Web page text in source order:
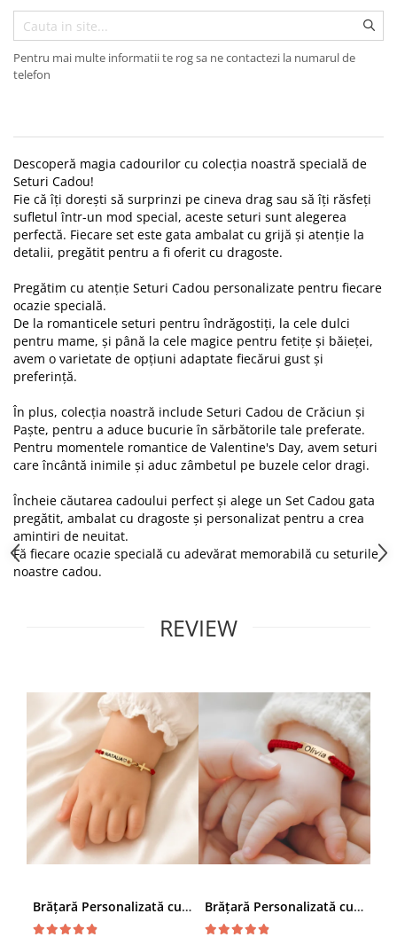
Coliere
Brelocuri Personalizate
Semn de carte
Cadouri Copii
Cadouri pentru Craciun
Cadouri 1-8 Martie
Cadouri Paste
Halloween
Bijuterii pentru Ea
Tablou Personalizat
Pentru mai multe informatii te rog sa ne contactezi la numarul de
telefon
Descoperă magia cadourilor cu colecția noastră specială de
Seturi Cadou!
Fie că îți dorești să surprinzi pe cineva drag sau să îți răsfeți
sufletul într-un mod special, aceste seturi sunt alegerea
perfectă. Fiecare set este gata ambalat cu grijă și atenție la
detalii, pregătit pentru a fi oferit cu dragoste.
Pregătim cu atenție Seturi Cadou personalizate pentru fiecare
ocazie specială.
De la romanticele seturi pentru îndrăgostiți, la cele dulci
pentru mame, și până la cele magice pentru fetițe și băieței,
avem o varietate de opțiuni adaptate fiecărui gust și
preferință.
În plus, colecția noastră include Seturi Cadou de Crăciun și
Paște, pentru a aduce bucurie în sărbătorile tale preferate.
Pentru momentele romantice de Valentine's Day, avem seturi
care încântă inimile și aduc zâmbetul pe buzele celor dragi.
Încheie căutarea cadoului perfect și alege un Set Cadou gata
pregătit, ambalat cu dragoste și personalizat pentru a crea
amintiri de neuitat.
Fă fiecare ocazie specială cu adevărat memorabilă cu seturile
noastre cadou.
REVIEW
Brățară Personalizată cu Nume și Cruciuță – Inox Aur IP Brățară Personalizată cu Nume, Inox Auriu Waterproof, pentru copii